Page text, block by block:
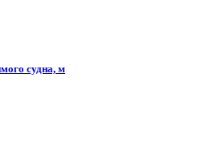
судна, м